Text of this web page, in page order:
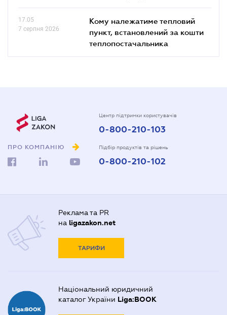
17.05
7 серпня 2026
Кому належатиме тепловий
пункт, встановлений за кошти
теплопостачальника
ПРО КОМПАНІЮ
Центр підтримки користувачів
0-800-210-103
Підбір продуктів та рішень
0-800-210-102
Реклама та PR
на ligazakon.net
ТАРИФИ
Національний юридичний
каталог України Liga:BOOK